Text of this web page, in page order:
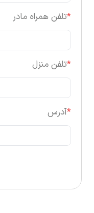
*تلفن همراه مادر
*تلفن منزل
*آدرس